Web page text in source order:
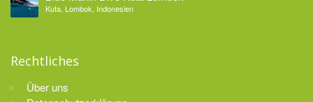
Kuta, Lombok, Indonesien
Rechtliches
Über uns